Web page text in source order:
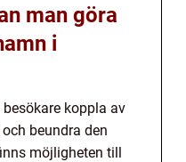
man göra
i
koppla av
beundra den
möjligheten till